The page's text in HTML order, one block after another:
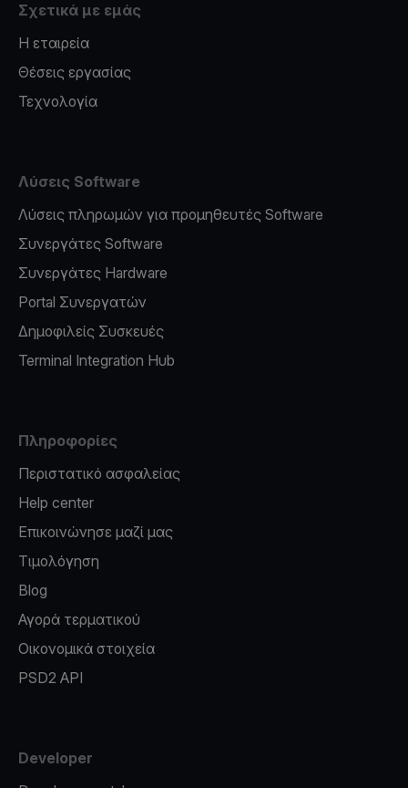
Σχετικά με εμάς
Η εταιρεία
Θέσεις εργασίας
Τεχνολογία
Λύσεις Software
Λύσεις πληρωμών για προμηθευτές Software
Συνεργάτες Software
Συνεργάτες Hardware
Portal Συνεργατών
Δημοφιλείς Συσκευές
Terminal Integration Hub
Πληροφορίες
Περιστατικό ασφαλείας
Help center
Επικοινώνησε μαζί μας
Τιμολόγηση
Blog
Αγορά τερματικού
Οικονομικά στοιχεία
PSD2 API
Developer